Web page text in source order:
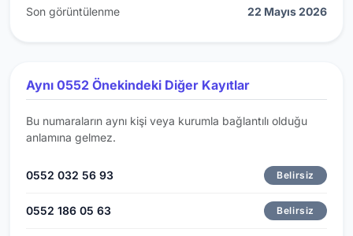
Son görüntülenme
22 Mayıs 2026
Aynı 0552 Önekindeki Diğer Kayıtlar
Bu numaraların aynı kişi veya kurumla bağlantılı olduğu
anlamına gelmez.
0552 032 56 93 Belirsiz
0552 186 05 63 Belirsiz